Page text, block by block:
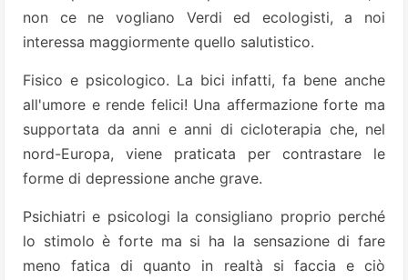
non ce ne vogliano Verdi ed ecologisti, a noi
interessa maggiormente quello salutistico.
Fisico e psicologico. La bici infatti, fa bene anche
all'umore e rende felici! Una affermazione forte ma
supportata da anni e anni di cicloterapia che, nel
nord-Europa, viene praticata per contrastare le
forme di depressione anche grave.
Psichiatri e psicologi la consigliano proprio perché
lo stimolo è forte ma si ha la sensazione di fare
meno fatica di quanto in realtà si faccia e ciò